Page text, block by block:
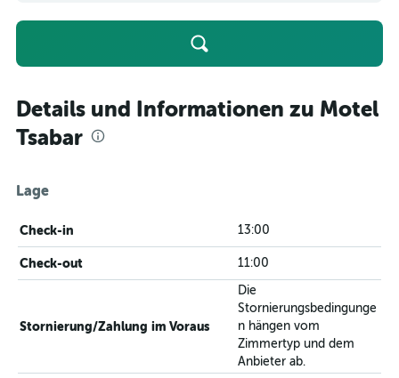
Details und Informationen zu Motel
Tsabar
Lage
Check-in 13:00
Check-out 11:00
Stornierung/Zahlung im Voraus
Die
Stornierungsbedingunge
n hängen vom
Zimmertyp und dem
Anbieter ab.